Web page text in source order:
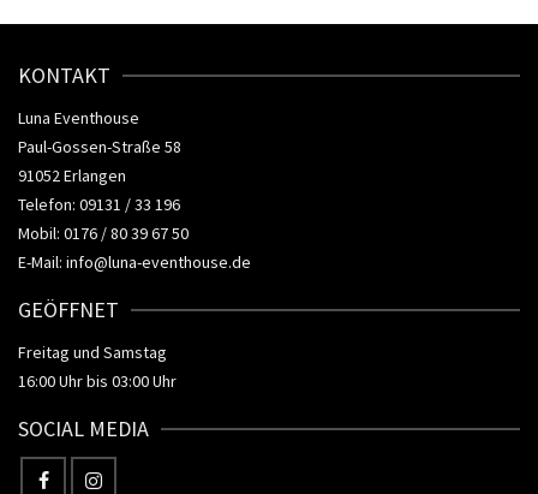
KONTAKT
Luna Eventhouse
Paul-Gossen-Straße 58
91052 Erlangen
Telefon: 09131 / 33 196
Mobil: 0176 / 80 39 67 50
E-Mail: info@luna-eventhouse.de
GEÖFFNET
Freitag und Samstag
16:00 Uhr bis 03:00 Uhr
SOCIAL MEDIA